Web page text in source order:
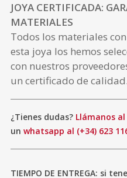
JOYA CERTIFICADA:
MATERIALES
Todos los materiales
esta joya los hemos
con nuestros
un certificado de calidad.
¿Tienes dudas? Llámanos al
un whatsapp al (+34) 623
TIEMPO DE ENTREGA: si